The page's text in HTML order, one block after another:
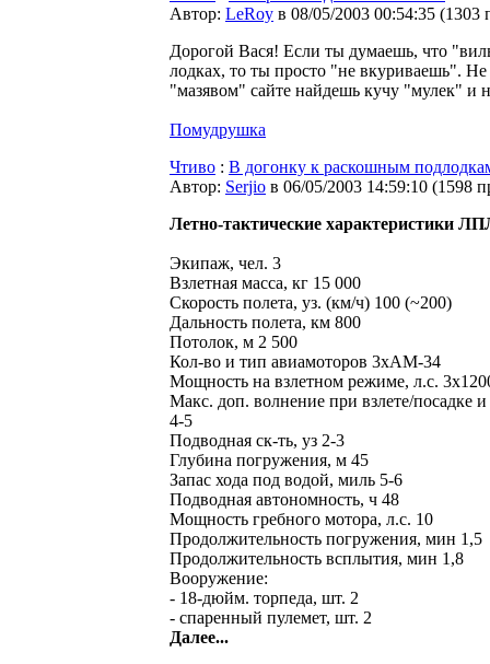
Автор: LeRoy в 08/05/2003 00:54:35 (1303
Дорогой Вася! Если ты думаешь, что
лодках, то ты просто "не вкуриваешь".
"мазявом" сайте найдешь кучу "мулек" и
Помудрушка
Чтиво : В догонку к раскошным
Автор: Serjio в 06/05/2003 14:59:10 (1598
Летно-тактические характеристики
Экипаж, чел. 3
Взлетная масса, кг 15 000
Скорость полета, уз. (км/ч) 100 (~200)
Дальность полета, км 800
Потолок, м 2 500
Кол-во и тип авиамоторов 3xAM-34
Мощность на взлетном режиме, л.с.
Макс. доп. волнение при взлете/посадке
4-5
Подводная ск-ть, уз 2-3
Глубина погружения, м 45
Запас хода под водой, миль 5-6
Подводная автономность, ч 48
Мощность гребного мотора, л.с. 10
Продолжительность погружения, мин 1,5
Продолжительность всплытия, мин 1,8
Вооружение:
- 18-дюйм. торпеда, шт. 2
- спаренный пулемет, шт. 2
Далее...